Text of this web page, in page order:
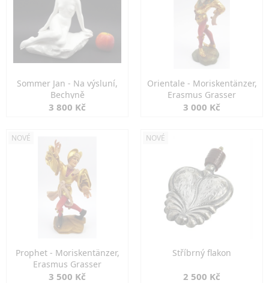
Sommer Jan - Na výsluní,
Bechyně
3 800 Kč
Orientale - Moriskentänzer,
Erasmus Grasser
3 000 Kč
NOVÉ
Prophet - Moriskentänzer,
Erasmus Grasser
3 500 Kč
NOVÉ
Stříbrný flakon
2 500 Kč